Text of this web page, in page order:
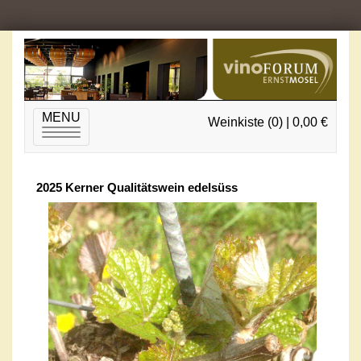
MENU
Toggle
navigation
Weinkiste (0) | 0,00 €
2025 Kerner Qualitätswein edelsüss